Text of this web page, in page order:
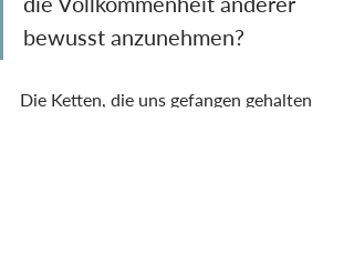
bewusst anzunehmen?
Die Ketten, die uns gefangen gehalten